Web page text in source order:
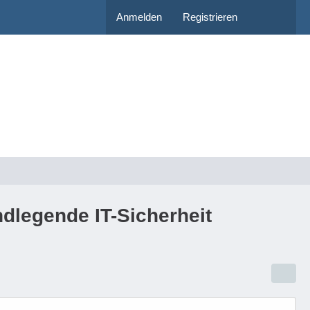
Anmelden Registrieren
IT-Sicherheit